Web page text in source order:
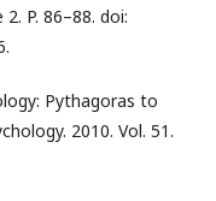
P. 86–88. doi:
Pythagoras to
2010. Vol. 51.